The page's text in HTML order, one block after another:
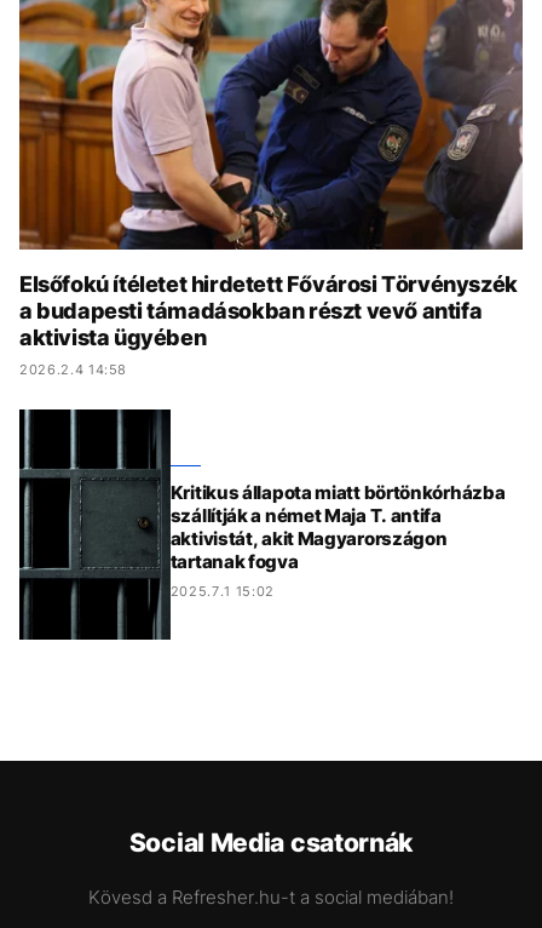
KÖZÉLET UTAZÁS
ÉLETMÓD DESIGN
BESZÉLGETÉSEK ARCOK
VIDEÓ TÖRTÉNETEK
GASZTRO
Elsőfokú ítéletet hirdetett Fővárosi Törvényszék
a budapesti támadásokban részt vevő antifa
aktivista ügyében
2026.2.4 14:58
Kritikus állapota miatt börtönkórházba
szállítják a német Maja T. antifa
aktivistát, akit Magyarországon
tartanak fogva
2025.7.1 15:02
Social Media csatornák
Kövesd a Refresher.hu-t a social mediában!